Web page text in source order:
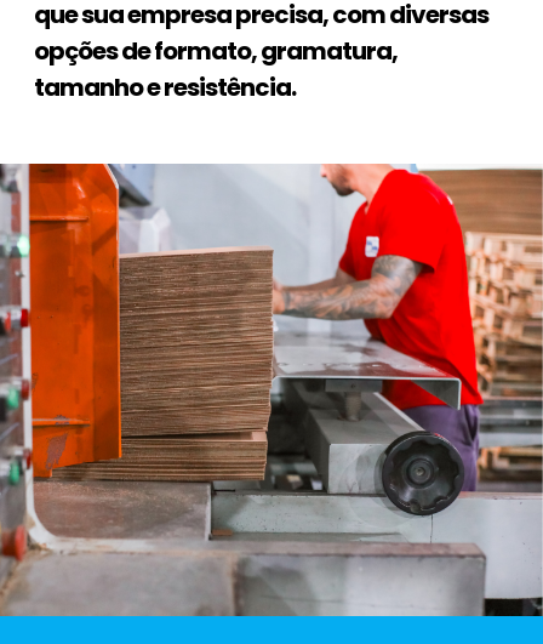
que sua empresa precisa, com diversas
opções de formato, gramatura,
tamanho e resistência.